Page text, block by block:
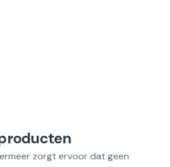
zorgt ervoor dat geen